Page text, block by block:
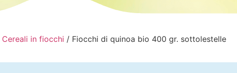
Cereali in fiocchi / Fiocchi di quinoa bio 400 gr. sottolestelle